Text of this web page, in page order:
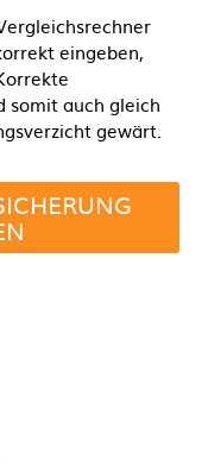
eingeben,
somit auch gleich
gewärt.